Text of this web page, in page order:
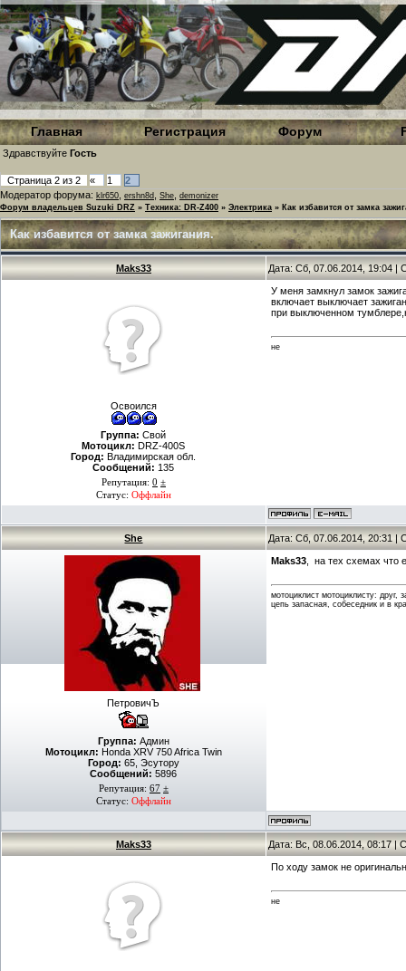
Главная Регистрация Форум
Здравствуйте Гость
Страница 2 из 2 « 1
2
Модератор форума: klr650 ershn8d She demonizer
Форум владельцев Suzuki DRZ » Техника: DR-Z400 » Электрика » Как избавится от замка
Как избавится от замка зажигания.
Maks33 Дата: Сб, 07.06.2014, 19:04 |
Освоился
Группа: Свой
Мотоцикл: DRZ-400S
Город: Владимирская обл.
Сообщений: 135
Репутация: 0 ±
Статус: Оффлайн
У меня замкнул замок
включает выключает
при выключенном
не
She Дата: Сб, 07.06.2014, 20:31 |
ПетровичЪ
Группа: Админ
Мотоцикл: Honda XRV 750 Africa Twin
Город: 65, Эсутору
Сообщений: 5896
Репутация: 67 ±
Статус: Оффлайн
Maks33 , на тех схемах
мотоциклист мотоциклисту: друг,
цепь запасная, собеседник и в
Maks33 Дата: Вс, 08.06.2014, 08:17 |
По ходу замок не
не